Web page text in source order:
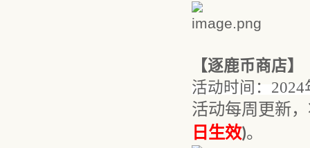
【逐鹿币商店】
活动时间： 2024
活动每周更新
日生效)。